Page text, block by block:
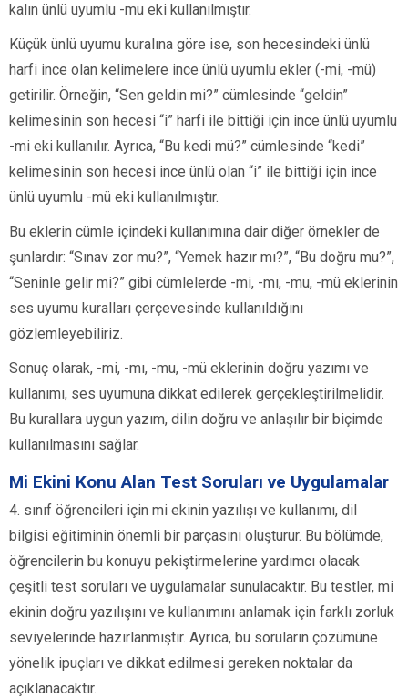
kalın ünlü uyumlu -mu eki kullanılmıştır.
Küçük ünlü uyumu kuralına göre ise, son hecesindeki ünlü
harfi ince olan kelimelere ince ünlü uyumlu ekler (-mi, -mü)
getirilir. Örneğin, “Sen geldin mi?” cümlesinde “geldin”
kelimesinin son hecesi “i” harfi ile bittiği için ince ünlü uyumlu
-mi eki kullanılır. Ayrıca, “Bu kedi mü?” cümlesinde “kedi”
kelimesinin son hecesi ince ünlü olan “i” ile bittiği için ince
ünlü uyumlu -mü eki kullanılmıştır.
Bu eklerin cümle içindeki kullanımına dair diğer örnekler de
şunlardır: “Sınav zor mu?”, “Yemek hazır mı?”, “Bu doğru mu?”,
“Seninle gelir mi?” gibi cümlelerde -mi, -mı, -mu, -mü eklerinin
ses uyumu kuralları çerçevesinde kullanıldığını
gözlemleyebiliriz.
Sonuç olarak, -mi, -mı, -mu, -mü eklerinin doğru yazımı ve
kullanımı, ses uyumuna dikkat edilerek gerçekleştirilmelidir.
Bu kurallara uygun yazım, dilin doğru ve anlaşılır bir biçimde
kullanılmasını sağlar.
Mi Ekini Konu Alan Test Soruları ve Uygulamalar
4. sınıf öğrencileri için mi ekinin yazılışı ve kullanımı, dil
bilgisi eğitiminin önemli bir parçasını oluşturur. Bu bölümde,
öğrencilerin bu konuyu pekiştirmelerine yardımcı olacak
çeşitli test soruları ve uygulamalar sunulacaktır. Bu testler, mi
ekinin doğru yazılışını ve kullanımını anlamak için farklı zorluk
seviyelerinde hazırlanmıştır. Ayrıca, bu soruların çözümüne
yönelik ipuçları ve dikkat edilmesi gereken noktalar da
açıklanacaktır.